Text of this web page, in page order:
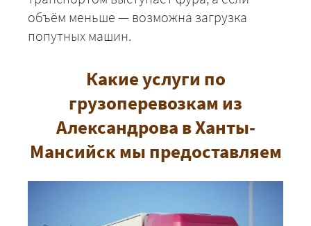
объём меньше — возможна загрузка
попутных машин.
Какие услуги по
грузоперевозкам из
Александрова в Ханты-
Мансийск мы предоставляем
+7 (499) 520-05-23